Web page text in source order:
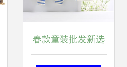
春款童装批发新选